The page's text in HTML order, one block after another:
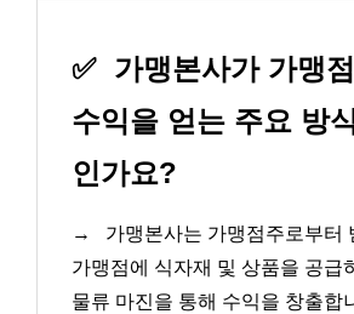
✅ 가맹본사가 가맹
수익을 얻는 주요 방
인가요?
→
가맹본사는 가맹점주로부터
가맹점에 식자재 및 상품을 공급
물류 마진을 통해 수익을 창출합